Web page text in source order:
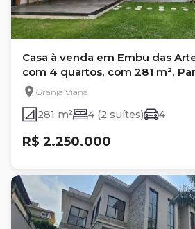
Casa à venda em Embu das
com 4 quartos, com 281 m²,
Granja Viana
281 m² 4 (2 suítes) 4
R$ 2.250.000